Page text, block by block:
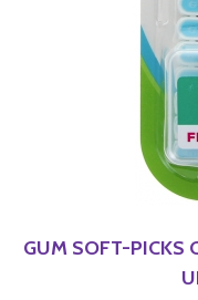
GUM SOFT-PICKS